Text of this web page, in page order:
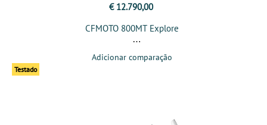
€ 12.790,00
CFMOTO 800MT Explore
Adicionar comparação
Testado